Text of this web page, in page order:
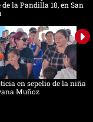
la Pandilla 18, en San
en sepelio de la niña
Muñoz